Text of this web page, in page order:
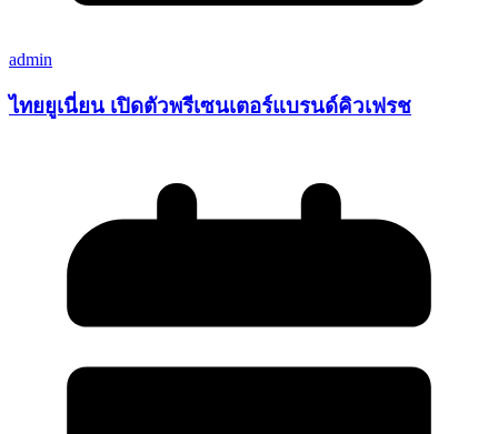
admin
ไทยยูเนี่ยน เปิดตัวพรีเซนเตอร์แบรนด์คิวเฟรช